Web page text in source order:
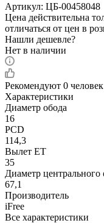
Артикул: ЦБ-00458048
Цена действительна
отличаться от цен в
Нашли дешевле?
Нет в наличии
Рекомендуют 0 человек
Характеристики
Диаметр обода
16
PCD
114,3
Вылет ET
35
Диаметр центрального
67,1
Производитель
iFree
Все характеристики